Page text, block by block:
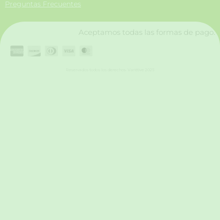
k
a
n
Preguntas Frecuentes
Aceptamos todas las formas de pago.